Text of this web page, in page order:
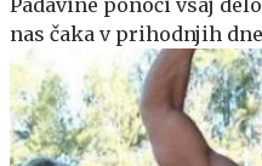
nas čaka v prihodnjih